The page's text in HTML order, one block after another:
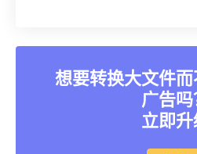
想要转换大文件
广告吗
立即